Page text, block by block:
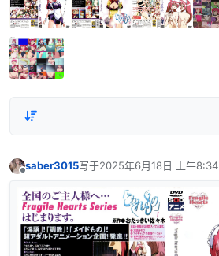
saber3015写于2025年6月18日 上午8:34
最后由 编辑